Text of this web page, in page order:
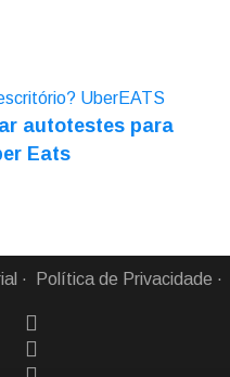
autotestes para
Eats
Política de Privacidade